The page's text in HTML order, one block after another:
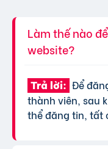
Làm thế nào
website?
Trả lời: Để
thành viên, sau
thể đăng tin, tất